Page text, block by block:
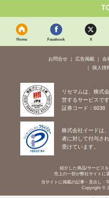
Home Facebook X
お問合せ 広告掲載 会
個人情
リセマムは、株式
営するサービスです
証券コード：6038
株式会社イードは
者に対して付与さ
受けています。
紹介した商品/サービス
売上の一部が弊社サイトに
当サイトに掲載の記事・見出し・
Copyright ©